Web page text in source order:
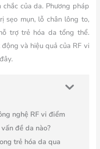
của da. Phương pháp
sẹo mụn, lỗ chân lông to,
trợ trẻ hóa da tổng thể.
và hiệu quả của RF vi
nghệ RF vi điểm
đề da nào?
trẻ hóa da qua